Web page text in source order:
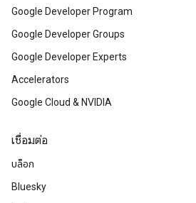
Google Developer Program
Google Developer Groups
Google Developer Experts
Accelerators
Google Cloud & NVIDIA
เชื่อมต่อ
บล็อก
Bluesky